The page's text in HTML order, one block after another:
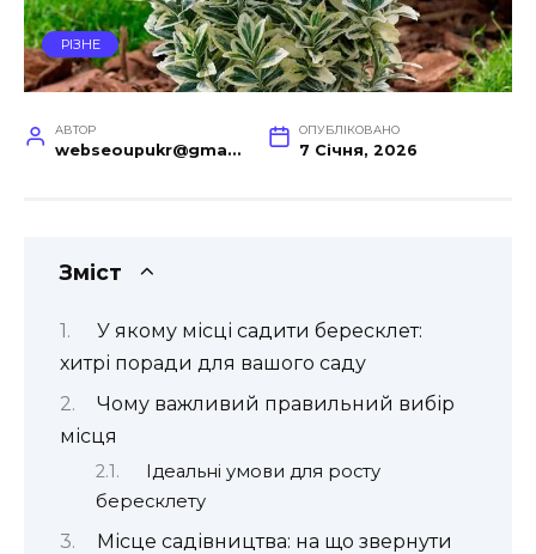
РІЗНЕ
АВТОР
webseoupukr@gmail.com
ОПУБЛІКОВАНО
7 Січня, 2026
Зміст
У якому місці садити бересклет:
хитрі поради для вашого саду
Чому важливий правильний вибір
місця
Ідеальні умови для росту
бересклету
Місце садівництва: на що звернути